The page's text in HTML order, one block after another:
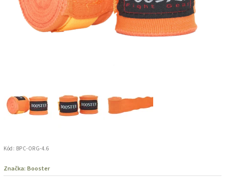
Kód: BPC-ORG-4.6
Značka: Booster